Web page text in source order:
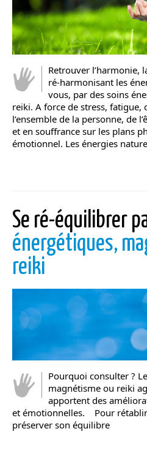
Retrouver l’harmonie,
ré-harmonisant les
vous, par des soins
reiki. A force de stress, fatigue,
l’ensemble de la personne, de
et en souffrance sur les plans
émotionnel. Les énergies
Se ré-équilibrer
énergétiques,
reiki
Pourquoi consulter ?
magnétisme ou reiki
apportent des
et émotionnelles. Pour
préserver son équilibre